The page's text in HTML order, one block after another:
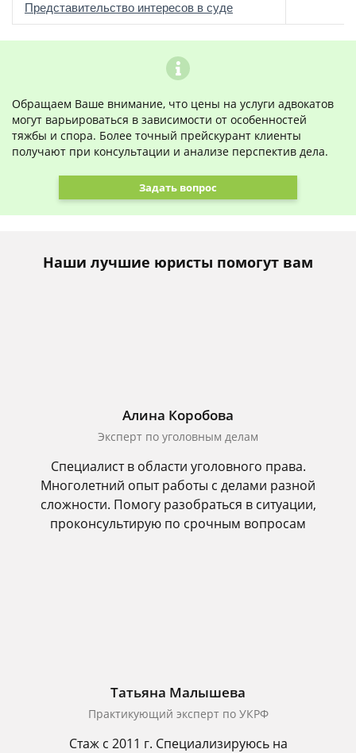
Представительство интересов в суде
Обращаем Ваше внимание, что цены на услуги адвокатов
могут варьироваться в зависимости от особенностей
тяжбы и спора. Более точный прейскурант клиенты
получают при консультации и анализе перспектив дела.
Задать вопрос
Наши лучшие юристы помогут вам
Алина Коробова
Эксперт по уголовным делам
Специалист в области уголовного права.
Многолетний опыт работы с делами разной
сложности. Помогу разобраться в ситуации,
проконсультирую по срочным вопросам
Татьяна Малышева
Практикующий эксперт по УКРФ
Стаж с 2011 г. Специализируюсь на